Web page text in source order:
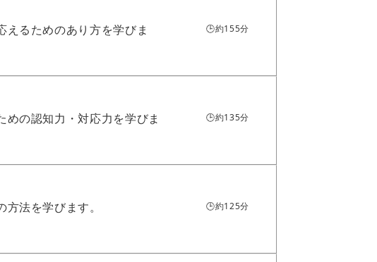
えるためのあり方を学びま
🕒約155分
の認知力・対応力を学びま
🕒約135分
法を学びます。 🕒約125分